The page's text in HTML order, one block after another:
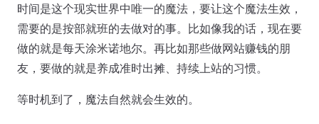
时间是这个现实世界中唯一的魔法，要让这个魔法生效，
需要的是按部就班的去做对的事。比如像我的话，现在要
做的就是每天涂米诺地尔。再比如那些做网站赚钱的朋
友，要做的就是养成准时出摊、持续上站的习惯。
等时机到了，魔法自然就会生效的。